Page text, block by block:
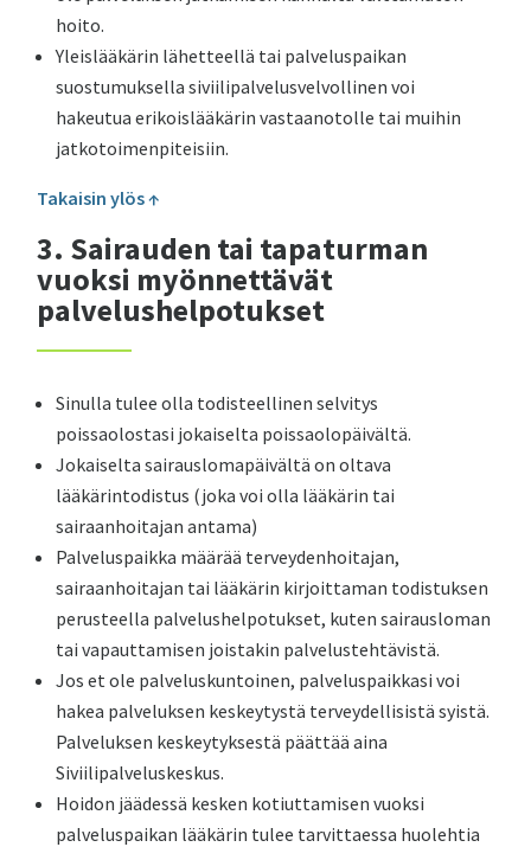
hoito.
Yleislääkärin lähetteellä tai palveluspaikan
suostumuksella siviilipalvelusvelvollinen voi
hakeutua erikoislääkärin vastaanotolle tai muihin
jatkotoimenpiteisiin.
Takaisin ylös ↑
3. Sairauden tai tapaturman
vuoksi myönnettävät
palvelushelpotukset
Sinulla tulee olla todisteellinen selvitys
poissaolostasi jokaiselta poissaolopäivältä.
Jokaiselta sairauslomapäivältä on oltava
lääkärintodistus (joka voi olla lääkärin tai
sairaanhoitajan antama)
Palveluspaikka määrää terveydenhoitajan,
sairaanhoitajan tai lääkärin kirjoittaman todistuksen
perusteella palvelushelpotukset, kuten sairausloman
tai vapauttamisen joistakin palvelustehtävistä.
Jos et ole palveluskuntoinen, palveluspaikkasi voi
hakea palveluksen keskeytystä terveydellisistä syistä.
Palveluksen keskeytyksestä päättää aina
Siviilipalveluskeskus.
Hoidon jäädessä kesken kotiuttamisen vuoksi
palveluspaikan lääkärin tulee tarvittaessa huolehtia